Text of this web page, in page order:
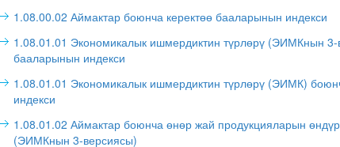
1.08.00.02 Аймактар боюнча керектөө бааларынын индекси
1.08.01.01 Экономикалык ишмердиктин түрлөрү (ЭИМКнын
бааларынын индекси
1.08.01.01 Экономикалык ишмердиктин түрлөрү (ЭИМК)
индекси
1.08.01.02 Аймактар боюнча өнөр жай продукцияларын
(ЭИМКнын 3-версиясы)